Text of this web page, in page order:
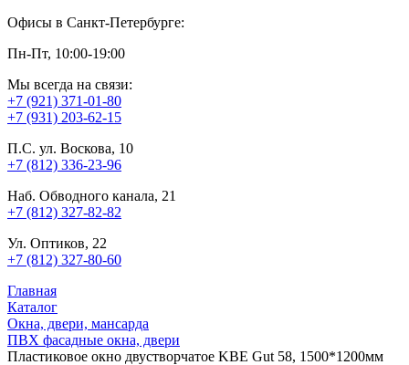
Офисы в Санкт-Петербурге:
Пн-Пт, 10:00-19:00
Мы всегда на связи:
+7 (921) 371-01-80
+7 (931) 203-62-15
П.С. ул. Воскова, 10
+7 (812) 336-23-96
Наб. Обводного канала, 21
+7 (812) 327-82-82
Ул. Оптиков, 22
+7 (812) 327-80-60
Главная
Каталог
Окна, двери, мансарда
ПВХ фасадные окна, двери
Пластиковое окно двустворчатое KBE Gut 58, 1500*1200мм